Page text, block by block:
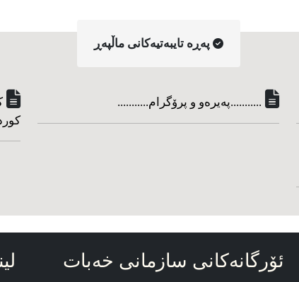
په‌ڕه‌ تایبه‌تیه‌کانی ماڵپه‌ڕ
...........په‌یره‌و و پرۆگرام...........
ئۆرگانه‌کانی سازمانی خه‌بات